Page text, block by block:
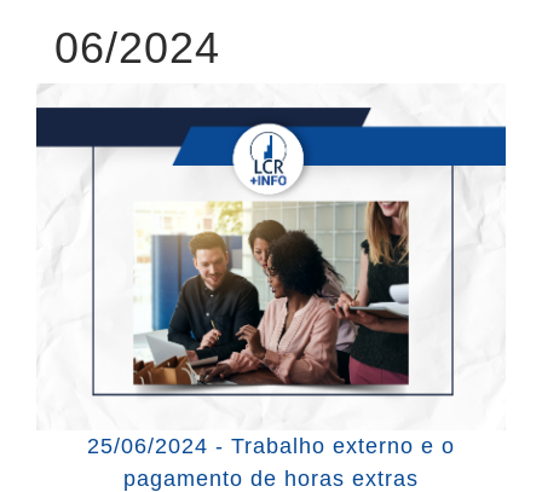
06/2024
25/06/2024 - Trabalho externo e o
pagamento de horas extras